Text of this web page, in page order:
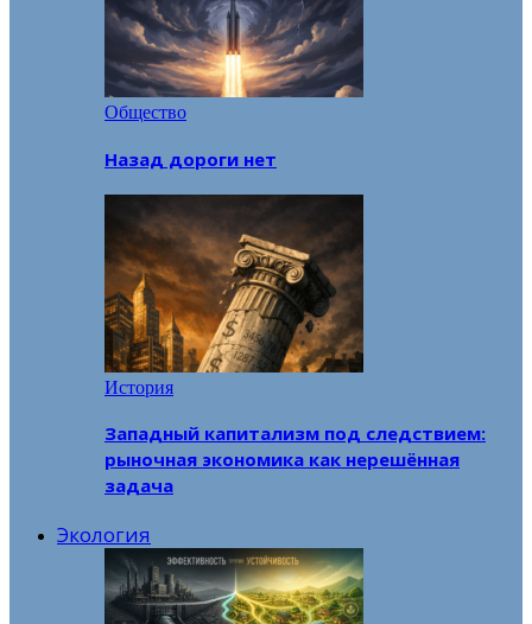
Общество
Назад дороги нет
История
Западный капитализм под следствием:
рыночная экономика как нерешённая
задача
Экология